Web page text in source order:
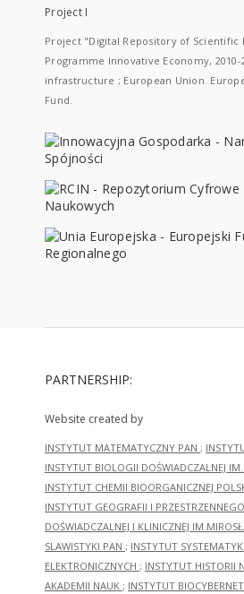
Project I
Project "Digital Repository of Scientific
Programme Innovative Economy, 2010-
infrastructure ; European Union.
Fund.
PARTNERSHIP:
Website created by
INSTYTUT MATEMATYCZNY PAN ;
INSTYTUT BIOLOGII DOŚWIADCZALNEJ
INSTYTUT CHEMII BIOORGANICZNEJ
INSTYTUT GEOGRAFII I
DOŚWIADCZALNEJ I KLINICZNEJ
SLAWISTYKI PAN ; INSTYTUT
ELEKTRONICZNYCH ; INSTYTUT HISTORII
AKADEMII NAUK ; INSTYTUT